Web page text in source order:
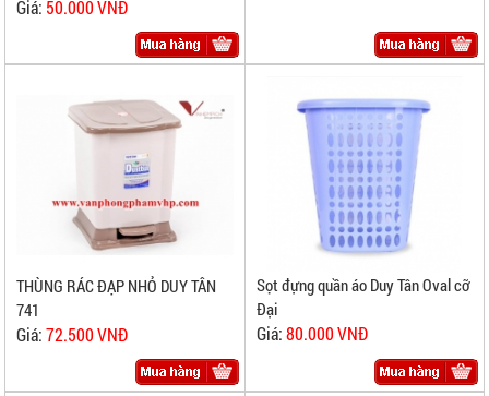
Giá: 50.000 VNĐ
THÙNG RÁC ĐẠP NHỎ DUY TÂN
741
Giá:72.500 VNĐ
Sọt đựng quần áo Duy Tân Oval cỡ
Đại
Giá:80.000 VNĐ